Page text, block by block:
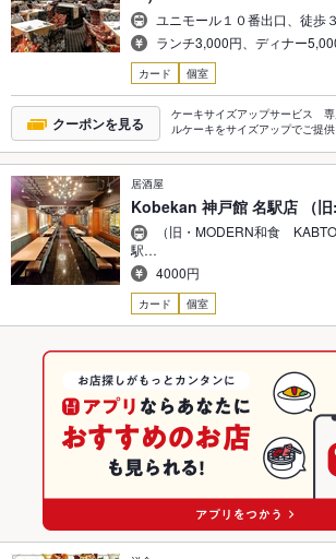
ユニモール１０番出口、徒歩
ランチ3,000円、ディナー
カード 個室
クーポンを見る
ケーキサイズアップサービス
ルケーキをサイズアップでご提供
居酒屋
Kobekan 神戸館 名駅店 （旧
（旧・MODERN和食
駅…
4000円
カード 個室